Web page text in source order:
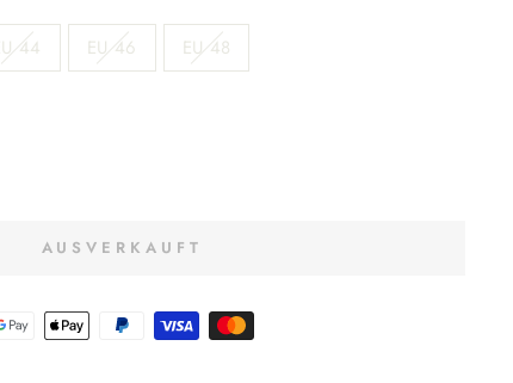
44 EU 46 EU 48
AUSVERKAUFT